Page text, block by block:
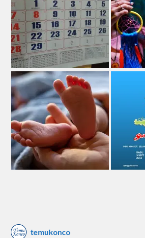
temukonco